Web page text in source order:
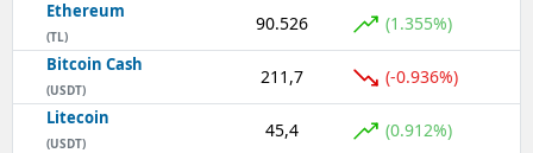
Ethereum
(TL)
90.526 (1.355%)
Bitcoin Cash
(USDT)
211,7 (-0.936%)
Litecoin
(USDT)
45,4 (0.912%)